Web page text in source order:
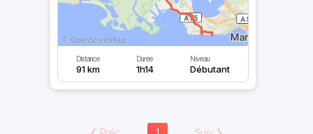
Distance
91 km
Durée
1h14
Niveau
Débutant